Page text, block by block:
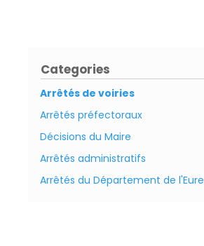
Categories
Arrêtés de voiries
Arrêtés préfectoraux
Décisions du Maire
Arrêtés administratifs
Arrêtés du Département de l'Eure